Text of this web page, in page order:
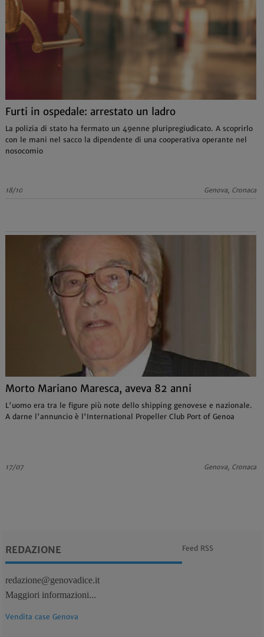
Furti in ospedale: arrestato un ladro
La polizia di stato ha fermato un 49enne pluripregiudicato. A scoprirlo
con le mani nel sacco la dipendente di una cooperativa operante nel
nosocomio
18/10 Genova, Cronaca
Morto Mariano Maresca, aveva 82 anni
L'uomo era tra le figure più note dello shipping genovese e nazionale.
A darne l'annuncio è l'International Propeller Club Port of Genoa
17/07 Genova, Cronaca
REDAZIONE
redazione@genovadice.it
Maggiori informazioni...
Vendita case Genova
Feed RSS